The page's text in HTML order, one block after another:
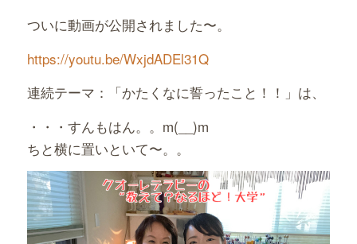
ついに動画が公開されました〜。
https://youtu.be/WxjdADEl31Q
連続テーマ：「かたくなに誓ったこと！！」は、
・・・すんもはん。。m(__)m
ちと横に置いといて〜。。